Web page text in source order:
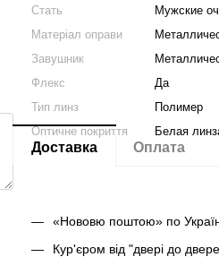
Стать
Мужские
Матеріал оправи
Завушник
Флекс
Да
Тип линз
Полимер
Оптичне покриття
Белая
Доставка Оплата
«Нововю поштою» по
Кур'єром від "двері до